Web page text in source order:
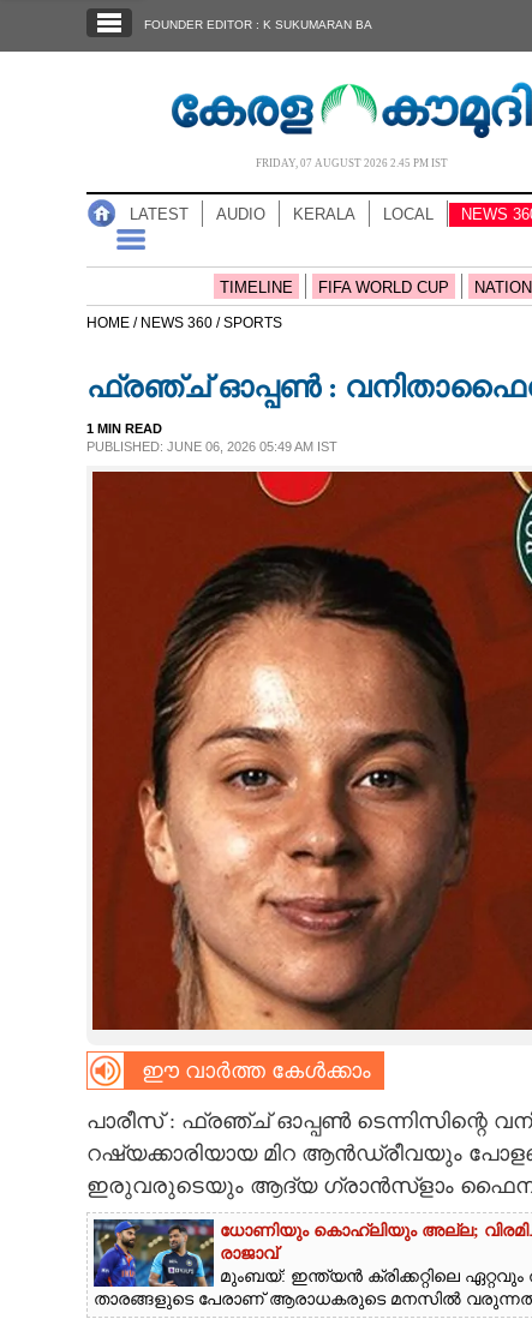
NOTIFIED NEWS
CARTOONS
LITERATURE
FOUNDER EDITOR : K SUKUMARAN BA
FRIDAY, 07 AUGUST 2026 2.45 PM IST
LATEST AUDIO KERALA LOCAL NEWS
TIMELINE FIFA WORLD CUP
HOME / NEWS 360 /SPORTS
ഫ്രഞ്ച് ഓപ്പൺ :
1 MIN READ
PUBLISHED: JUNE 06, 2026 05:49 AM IST
ഈ വാർത്ത കേൾക്കാം
പാരീസ് : ഫ്രഞ്ച് ഓപ്പൺ ടെന്നിസിന്റെ
റഷ്യക്കാരിയായ മിറ ആൻഡ്രീവയും
ഇരുവരുടെയും ആദ്യ ഗ്രാൻസ്ളാം
ധോണിയും കൊഹ്‌ലിയും അല്ല;
രാജാവ്‌
മുംബയ്: ഇന്ത്യൻ ക്രിക്കറ്റിലെ
താരങ്ങളുടെ പേരാണ് ആരാധകരുടെ മനസിൽ